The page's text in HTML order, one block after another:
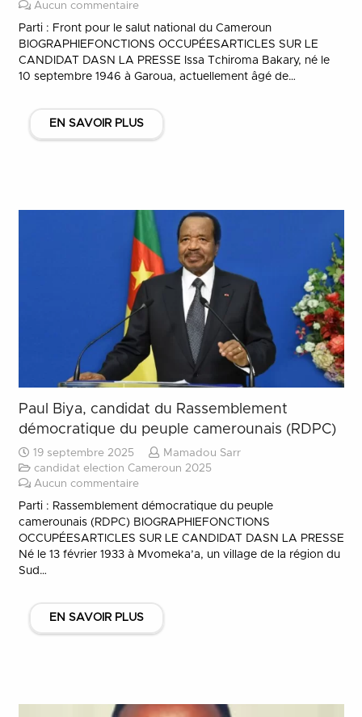
Aucun commentaire
Parti : Front pour le salut national du Cameroun
BIOGRAPHIEFONCTIONS OCCUPÉESARTICLES SUR LE
CANDIDAT DASN LA PRESSE Issa Tchiroma Bakary, né le
10 septembre 1946 à Garoua, actuellement âgé de…
EN SAVOIR PLUS
Paul Biya, candidat du Rassemblement
démocratique du peuple camerounais (RDPC)
19 septembre 2025
Mamadou Sarr
candidat election Cameroun 2025
Aucun commentaire
Parti : Rassemblement démocratique du peuple
camerounais (RDPC) BIOGRAPHIEFONCTIONS
OCCUPÉESARTICLES SUR LE CANDIDAT DASN LA PRESSE
Né le 13 février 1933 à Mvomeka’a, un village de la région du
Sud…
EN SAVOIR PLUS